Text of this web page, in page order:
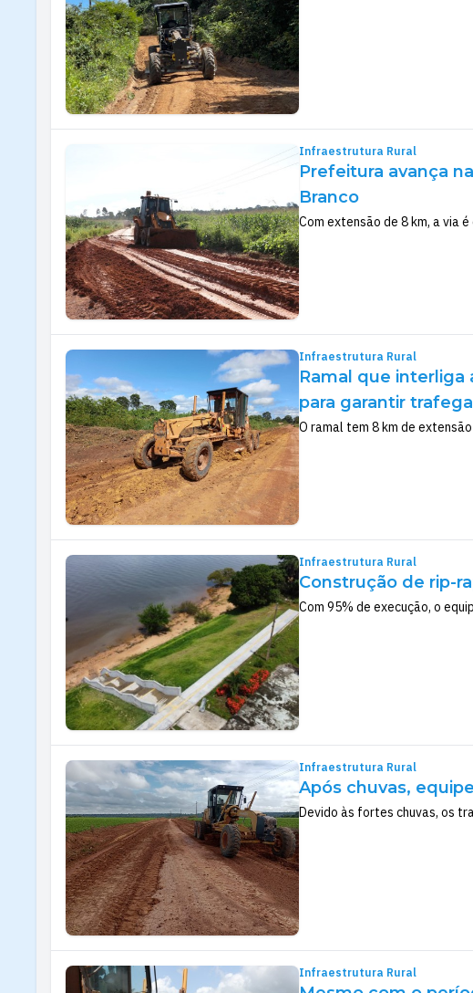
Infraestrutura Rural
Prefeitura avança
Branco
Com extensão de 8 km, a via
Infraestrutura Rural
Ramal que interliga
para garantir
O ramal tem 8 km de
Infraestrutura Rural
Construção de rip-
Com 95% de execução, o
Infraestrutura Rural
Após chuvas,
Devido às fortes chuvas, os
Infraestrutura Rural